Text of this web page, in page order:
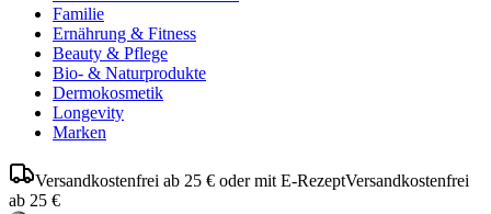
Familie
Ernährung & Fitness
Beauty & Pflege
Bio- & Naturprodukte
Dermokosmetik
Longevity
Marken
Versandkostenfrei ab 25 € oder mit E-RezeptVersandkostenfrei
ab 25 €